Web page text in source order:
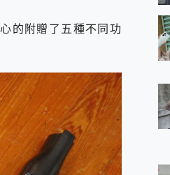
的附贈了五種不同功